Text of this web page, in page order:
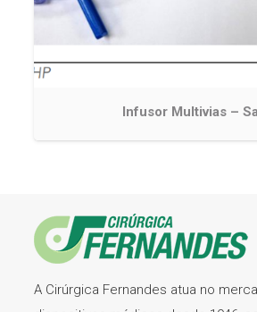
Infusor Multivias –
A Cirúrgica Fernandes atua no